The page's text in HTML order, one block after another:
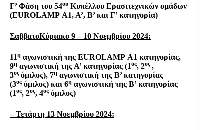
Γ’ Φάση του 54ου Κυπέλλου Ερασιτεχνικών ομάδων
(EUROLAMP Α1, Α’, Β’ και Γ’ κατηγορία)
ΣαββατοΚύριακο 9 – 10 Νοεμβρίου 2024:
11η αγωνιστική της EUROLAMP Α1 κατηγορίας,
9η αγωνιστική της Α’ κατηγορίας (1ος, 2ος ,
3ος όμιλος), 7η αγωνιστική της Β’ κατηγορίας
(3ος όμιλος) και 6η αγωνιστική της Β’ κατηγορίας
(1ος, 2ος, 4ος όμιλος)
– Τετάρτη 13 Νοεμβρίου 2024: